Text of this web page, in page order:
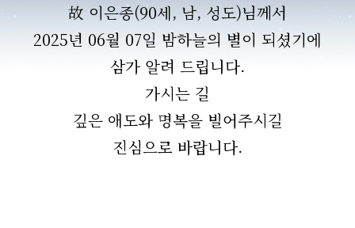
故 이은종(90세, 남, 성도)님께서
2025년 06월 07일 밤하늘의 별이 되셨기에
삼가 알려 드립니다.
가시는 길
깊은 애도와 명복을 빌어주시길
진심으로 바랍니다.